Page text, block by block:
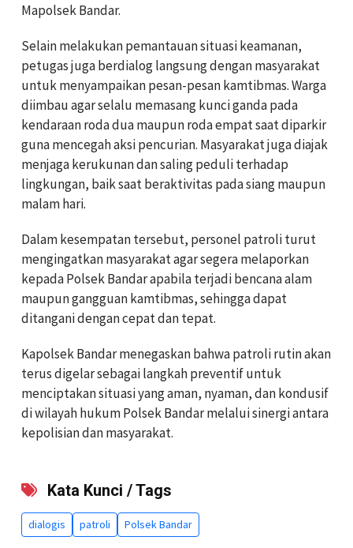
Mapolsek Bandar.
Selain melakukan pemantauan situasi keamanan,
petugas juga berdialog langsung dengan masyarakat
untuk menyampaikan pesan-pesan kamtibmas. Warga
diimbau agar selalu memasang kunci ganda pada
kendaraan roda dua maupun roda empat saat diparkir
guna mencegah aksi pencurian. Masyarakat juga diajak
menjaga kerukunan dan saling peduli terhadap
lingkungan, baik saat beraktivitas pada siang maupun
malam hari.
Dalam kesempatan tersebut, personel patroli turut
mengingatkan masyarakat agar segera melaporkan
kepada Polsek Bandar apabila terjadi bencana alam
maupun gangguan kamtibmas, sehingga dapat
ditangani dengan cepat dan tepat.
Kapolsek Bandar menegaskan bahwa patroli rutin akan
terus digelar sebagai langkah preventif untuk
menciptakan situasi yang aman, nyaman, dan kondusif
di wilayah hukum Polsek Bandar melalui sinergi antara
kepolisian dan masyarakat.
Kata Kunci / Tags
dialogis patroli Polsek Bandar